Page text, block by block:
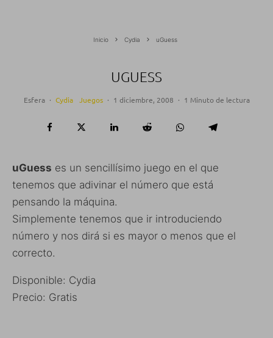
Inicio Cydia uGuess
UGUESS
Esfera · Cydia Juegos · 1 diciembre, 2008 · 1 Minuto de lectura
uGuess es un sencillísimo juego en el que
tenemos que adivinar el número que está
pensando la máquina.
Simplemente tenemos que ir introduciendo
número y nos dirá si es mayor o menos que el
correcto.
Disponible: Cydia
Precio: Gratis